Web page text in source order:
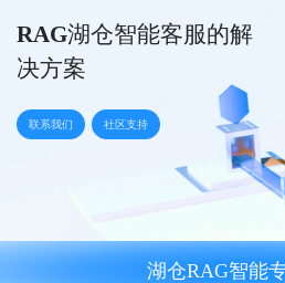
RAG湖仓智能客服的解
决方案
联系我们 社区支持
湖仓RAG智能